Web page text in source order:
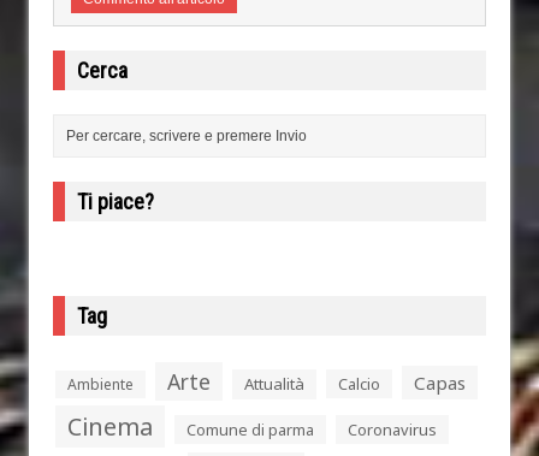
Cerca
Ti piace?
Tag
Ambiente Arte Attualità Calcio Capas
Cinema Comune di parma Coronavirus